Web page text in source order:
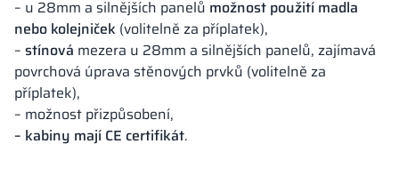
– u 28mm a silnějších panelů možnost použití madla
nebo kolejniček (volitelně za příplatek),
– stínová mezera u 28mm a silnějších panelů, zajímavá
povrchová úprava stěnových prvků (volitelně za
příplatek),
– možnost přizpůsobení,
– kabiny mají CE certifikát.